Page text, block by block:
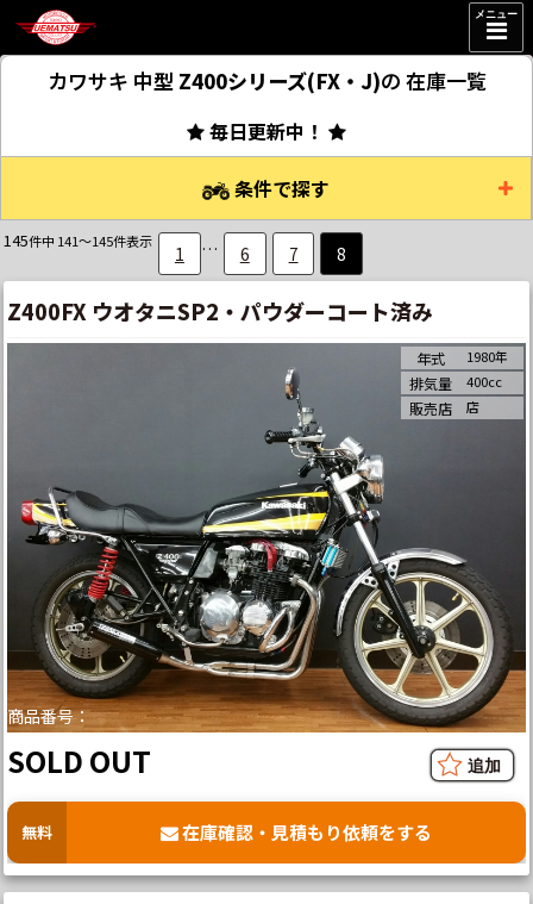
メニュー
カワサキ 中型 Z400シリーズ(FX・J)の 在庫一覧
毎日更新中！
条件で探す
145件中 141～145件表示
1 … 6 7 8
Z400FX ウオタニSP2・パウダーコート済み
商品番号：
年式 1980年
排気量 400cc
販売店 店
SOLD OUT
無料 在庫確認・見積もり依頼をする